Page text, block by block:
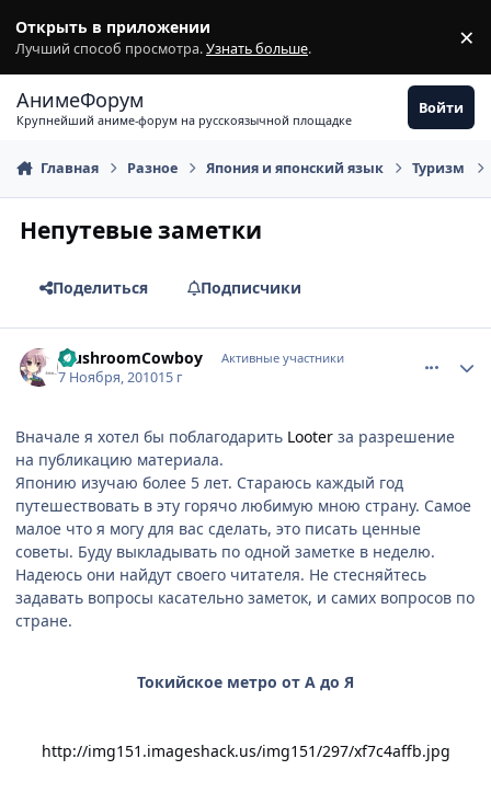
Открыть в приложении
Лучший способ просмотра.Узнать больше. ×
АнимеФорум
Крупнейший аниме-форум на русскоязычной площадке
Войти
Главная Разное Япония и японский язык Туризм
Непутевые заметки
Поделиться Подписчики
MushroomCowboy Активные участники
7 Ноября, 201015 г
Вначале я хотел бы поблагодарить Looter за разрешение
на публикацию материала.
Японию изучаю более 5 лет. Стараюсь каждый год
путешествовать в эту горячо любимую мною страну. Самое
малое что я могу для вас сделать, это писать ценные
советы. Буду выкладывать по одной заметке в неделю.
Надеюсь они найдут своего читателя. Не стесняйтесь
задавать вопросы касательно заметок, и самих вопросов по
стране.
Токийское метро от А до Я
http://img151.imageshack.us/img151/297/xf7c4affb.jpg